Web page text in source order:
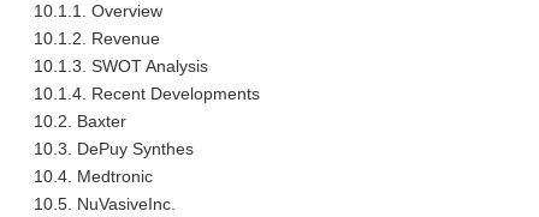
10.1.1. Overview
10.1.2. Revenue
10.1.3. SWOT Analysis
10.1.4. Recent Developments
10.2. Baxter
10.3. DePuy Synthes
10.4. Medtronic
10.5. NuVasiveInc.